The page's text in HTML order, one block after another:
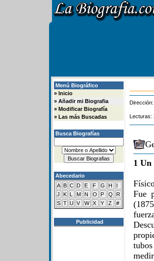
Menú Biográfico
» Inicio
» Añadir mi Biografia
» Modificar Biografía
» Las más Buscadas
Busca Biografías
Abecedario
A B C D E F G H
I
J
K L M N O P Q
R
S T U V W X Y Z #
Publicidad
Dirección:
Lecturas:
1 Un
Fue